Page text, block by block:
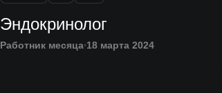
Эндокринолог
Работник месяца 18 марта 2024